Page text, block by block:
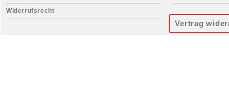
Widerrufsrecht
Vertrag